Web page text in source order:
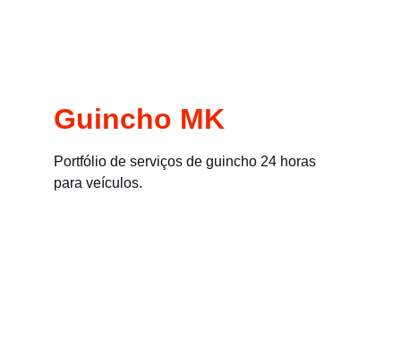
Guincho MK
Portfólio de serviços de guincho 24 horas
para veículos.